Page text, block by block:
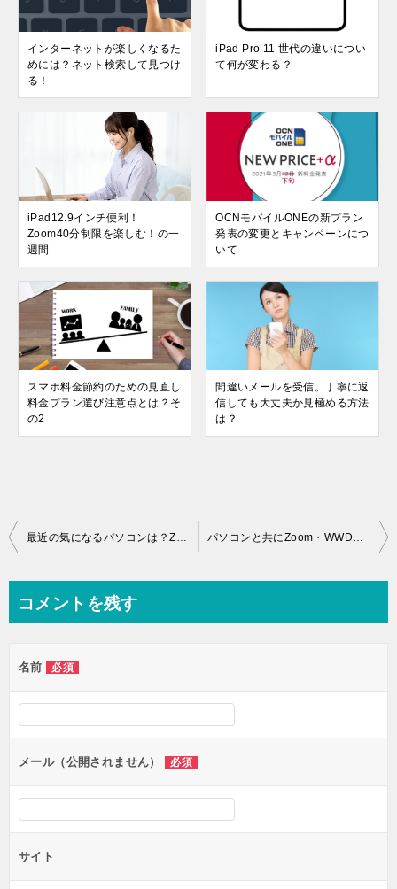
インターネットが楽しくなるた
めには？ネット検索して見つけ
る！
iPad Pro 11 世代の違いについ
て何が変わる？
iPad12.9インチ便利！
Zoom40分制限を楽しむ！の一
週間
OCNモバイルONEの新プラン
発表の変更とキャンペーンにつ
いて
スマホ料金節約のための見直し
料金プラン選び注意点とは？そ
の2
間違いメールを受信。丁寧に返
信しても大丈夫か見極める方法
は？
投
ビ
ー
シ
ン
最近の気になるパソコンは？Zoomでビジネス、ファミリーも便利 パソコンと共にZoom・WWDC20の一週間を振り返ると
コメントを残す
名前 必須
メール（公開されません） 必須
サイト